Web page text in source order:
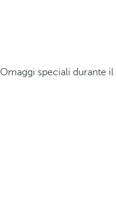
Omaggi speciali durante